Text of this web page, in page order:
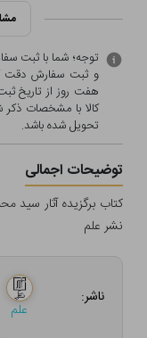
توجه؛ شما با ثبت
و ثبت سفارش دقت
هفت روز از تاریخ
کالا با مشخصات
تحویل شده باشد.
توضیحات اجمالی
کتاب برگزیده آثار سید
نشر علم
ناشر:
علم